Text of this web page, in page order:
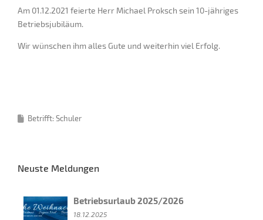
Am 01.12.2021 feierte Herr Michael Proksch sein 10-jähriges
Betriebsjubiläum.
Wir wünschen ihm alles Gute und weiterhin viel Erfolg.
Betrifft: Schuler
Neuste Meldungen
Betriebsurlaub 2025/2026
18.12.2025